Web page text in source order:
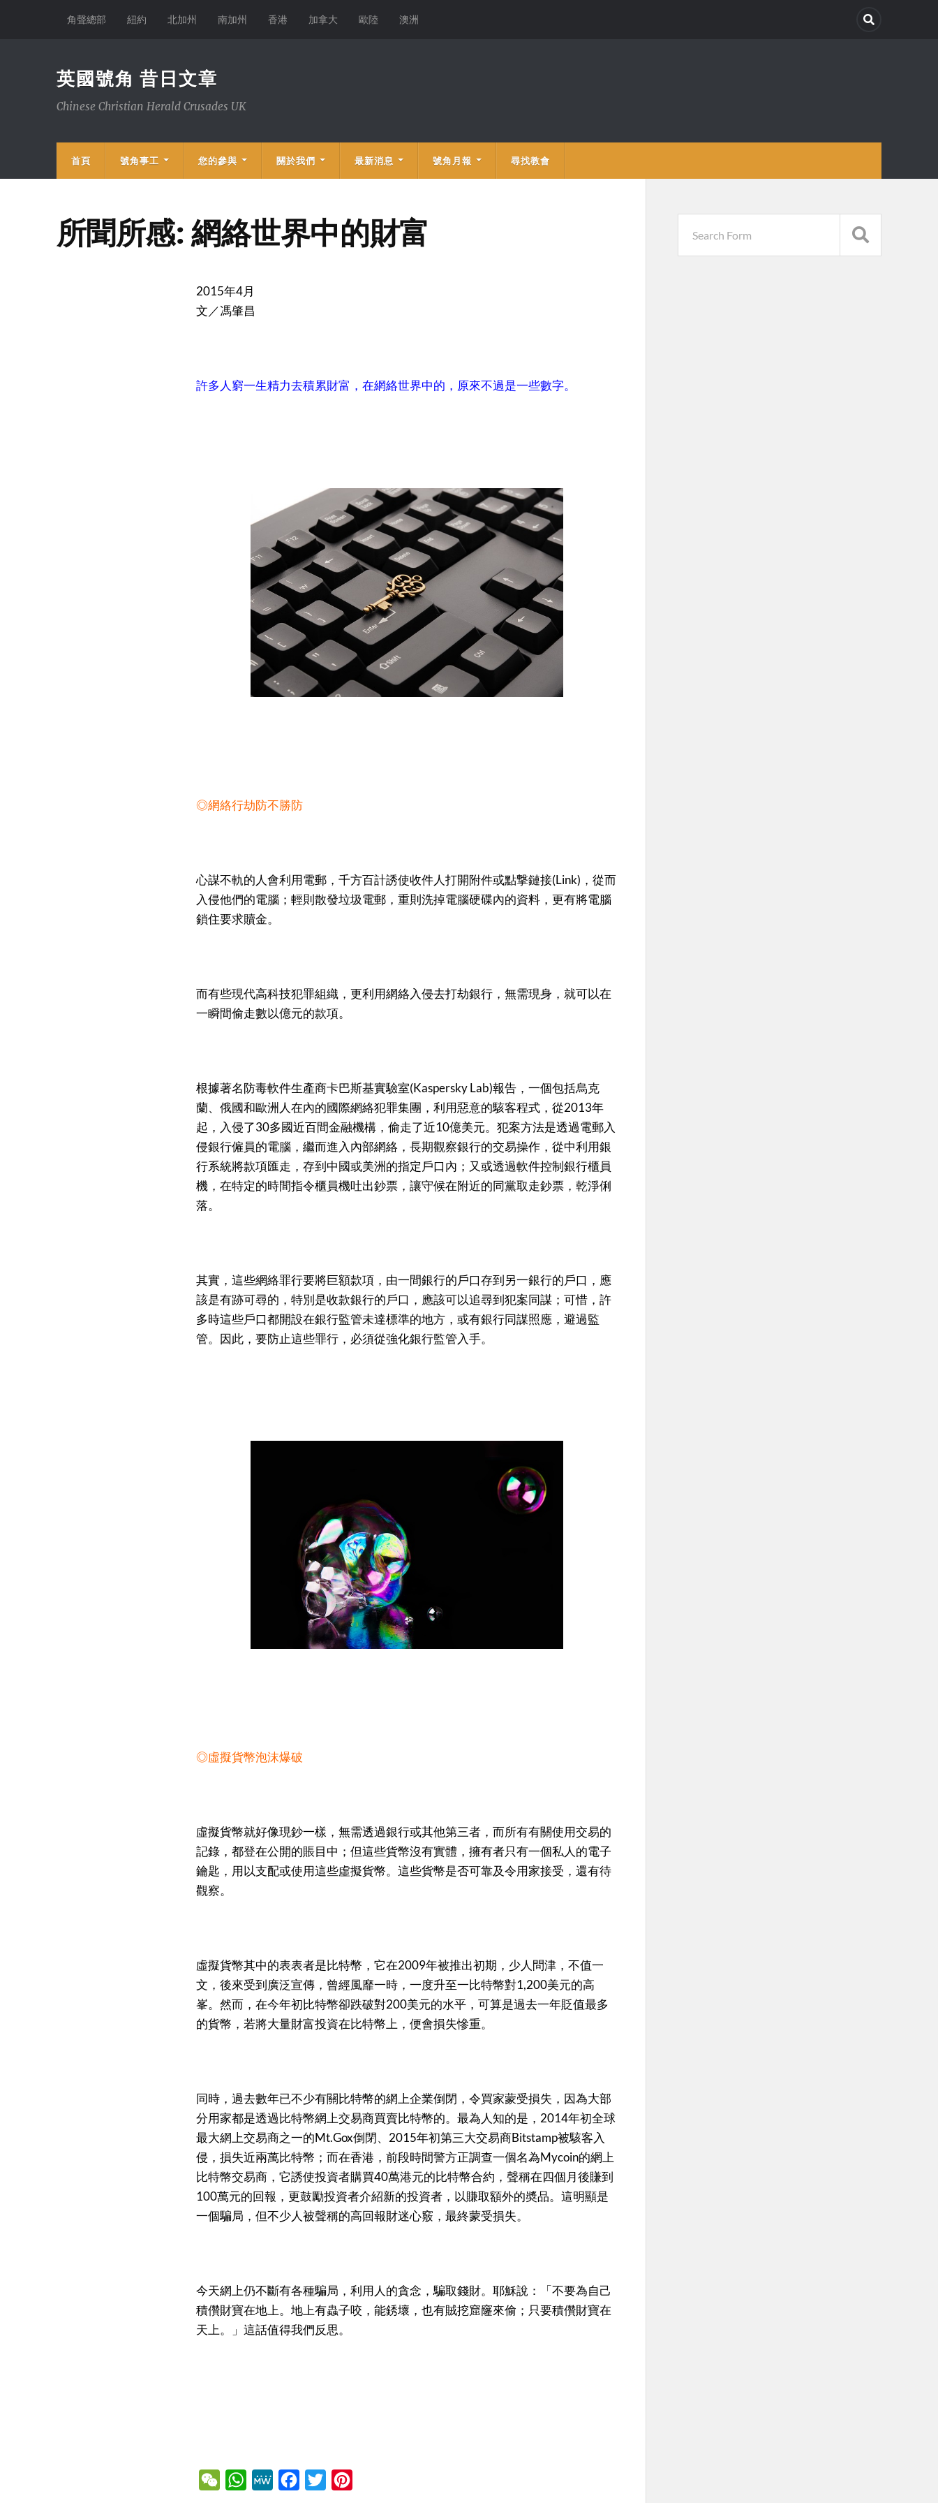
角聲總部 紐約 北加州 南加州 香港 加拿大 歐陸 澳洲
英國號角 昔日文章
Chinese Christian Herald Crusades UK
首頁 號角事工 您的參與 關於我們 最新消息 號角月報 尋找教會
所聞所感: 網絡世界中的財富
2015年4月
文／馮肇昌
許多人窮一生精力去積累財富，在網絡世界中的，原來不過是一些數字。
◎網絡行劫防不勝防
心謀不軌的人會利用電郵，千方百計誘使收件人打開附件或點撃鏈接(Link)，從而
入侵他們的電腦；輕則散發垃圾電郵，重則洗掉電腦硬碟內的資料，更有將電腦
鎖住要求贖金。
而有些現代高科技犯罪組織，更利用網絡入侵去打劫銀行，無需現身，就可以在
一瞬間偷走數以億元的款項。
根據著名防毒軟件生產商卡巴斯基實驗室(Kaspersky Lab)報告，一個包括烏克
蘭、俄國和歐洲人在內的國際網絡犯罪集團，利用惡意的駭客程式，從2013年
起，入侵了30多國近百間金融機構，偷走了近10億美元。犯案方法是透過電郵入
侵銀行僱員的電腦，繼而進入內部網絡，長期觀察銀行的交易操作，從中利用銀
行系統將款項匯走，存到中國或美洲的指定戶口內；又或透過軟件控制銀行櫃員
機，在特定的時間指令櫃員機吐出鈔票，讓守候在附近的同黨取走鈔票，乾淨俐
落。
其實，這些網絡罪行要將巨額款項，由一間銀行的戶口存到另一銀行的戶口，應
該是有跡可尋的，特別是收款銀行的戶口，應該可以追尋到犯案同謀；可惜，許
多時這些戶口都開設在銀行監管未達標準的地方，或有銀行同謀照應，避過監
管。因此，要防止這些罪行，必須從強化銀行監管入手。
◎虛擬貨幣泡沫爆破
虛擬貨幣就好像現鈔一樣，無需透過銀行或其他第三者，而所有有關使用交易的
記錄，都登在公開的賬目中；但這些貨幣沒有實體，擁有者只有一個私人的電子
鑰匙，用以支配或使用這些虛擬貨幣。這些貨幣是否可靠及令用家接受，還有待
觀察。
虛擬貨幣其中的表表者是比特幣，它在2009年被推出初期，少人問津，不值一
文，後來受到廣泛宣傳，曾經風靡一時，一度升至一比特幣對1,200美元的高
峯。然而，在今年初比特幣卻跌破對200美元的水平，可算是過去一年貶值最多
的貨幣，若將大量財富投資在比特幣上，便會損失慘重。
同時，過去數年已不少有關比特幣的網上企業倒閉，令買家蒙受損失，因為大部
分用家都是透過比特幣網上交易商買賣比特幣的。最為人知的是，2014年初全球
最大網上交易商之一的Mt.Gox倒閉、2015年初第三大交易商Bitstamp被駭客入
侵，損失近兩萬比特幣；而在香港，前段時間警方正調查一個名為Mycoin的網上
比特幣交易商，它誘使投資者購買40萬港元的比特幣合約，聲稱在四個月後賺到
100萬元的回報，更鼓勵投資者介紹新的投資者，以賺取額外的奬品。這明顯是
一個騙局，但不少人被聲稱的高回報財迷心竅，最終蒙受損失。
今天網上仍不斷有各種騙局，利用人的貪念，騙取錢財。耶穌說：「不要為自己
積儹財寶在地上。地上有蟲子咬，能銹壞，也有賊挖窟窿來偷；只要積儹財寶在
天上。」這話值得我們反思。
WeChatWhatsApp
MeWe Facebook
Twitter